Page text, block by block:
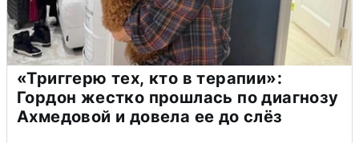
«Триггерю тех, кто в терапии»:
Гордон жестко прошлась по диагнозу
Ахмедовой и довела ее до слёз